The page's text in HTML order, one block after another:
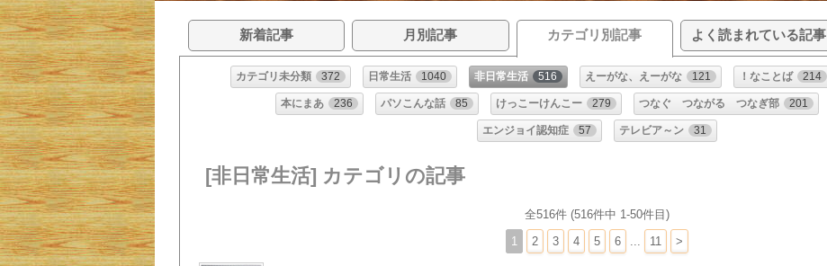
新着記事 月別記事 カテゴリ別記事 よく読まれている記事
カテゴリ未分類 372 日常生活 1040 非日常生活 516 えーがな、えーがな 121 ！なことば 214
本にまあ 236 パソこんな話 85 けっこーけんこー 279 つなぐ つながる つなぎ部 201
エンジョイ認知症 57 テレビア～ン 31
[非日常生活] カテゴリの記事
全516件 (516件中 1-50件目)
1 2 3 4 5 6 11 >